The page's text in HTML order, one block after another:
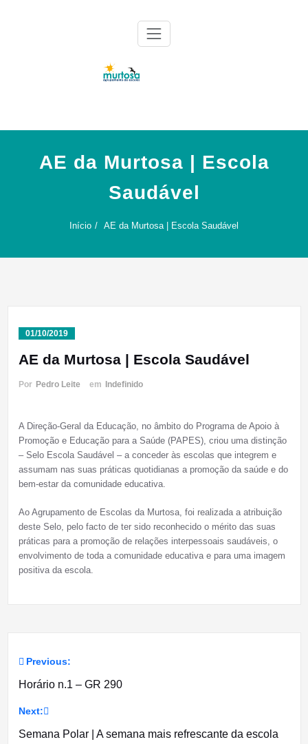
AE da Murtosa | Escola
Saudável
Início AE da Murtosa | Escola Saudável
01/10/2019
AE da Murtosa | Escola Saudável
Por Pedro Leite em Indefinido
A Direção-Geral da Educação, no âmbito do Programa de Apoio à
Promoção e Educação para a Saúde (PAPES), criou uma distinção
– Selo Escola Saudável – a conceder às escolas que integrem e
assumam nas suas práticas quotidianas a promoção da saúde e do
bem-estar da comunidade educativa.
Ao Agrupamento de Escolas da Murtosa, foi realizada a atribuição
deste Selo, pelo facto de ter sido reconhecido o mérito das suas
práticas para a promoção de relações interpessoais saudáveis, o
envolvimento de toda a comunidade educativa e para uma imagem
positiva da escola.
Navegação
artigos
Previous:
Horário n.1 – GR 290
Next:
Semana Polar | A semana mais refrescante da escola